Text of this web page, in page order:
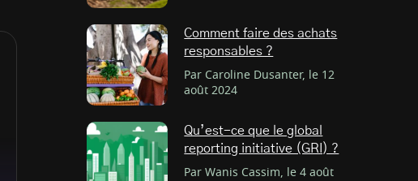
Comment faire des achats
responsables ?
Par Caroline Dusanter, le 12
août 2024
Qu’est-ce que le global
reporting initiative (GRI) ?
Par Wanis Cassim, le 4 août